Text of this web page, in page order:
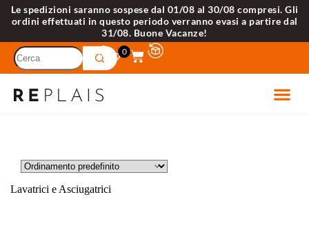
Le spedizioni saranno sospese dal 01/08 al 30/08 compresi. Gli
ordini effettuati in questo periodo verranno evasi a partire dal
31/08. Buone Vacanze!
0
Lavatrici e Asciugatrici